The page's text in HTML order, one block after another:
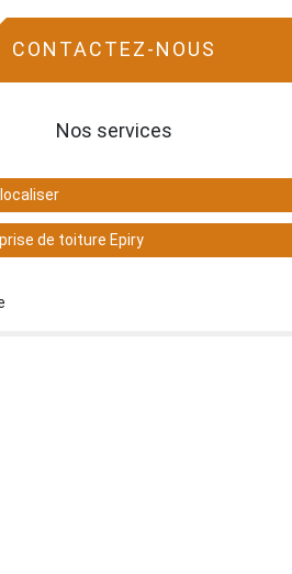
CONTACTEZ-NOUS
Nos services
de toiture Epiry